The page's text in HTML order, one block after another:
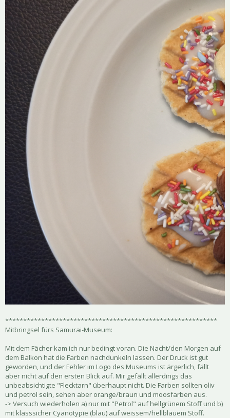
***********************************************************
Mitbringsel fürs Samurai-Museum:
Mit dem Fächer kam ich nur bedingt voran. Die Nacht/den Morgen auf
dem Balkon hat die Farben nachdunkeln lassen. Der Druck ist gut
geworden, und der Fehler im Logo des Museums ist ärgerlich, fällt
aber nicht auf den ersten Blick auf. Mir gefällt allerdings das
unbeabsichtigte "Flecktarn" überhaupt nicht. Die Farben sollten oliv
und petrol sein, sehen aber orange/braun und moosfarben aus.
-> Versuch wiederholen a) nur mit "Petrol" auf hellgrünem Stoff und b)
mit klasssicher Cyanotypie (blau) auf weissem/hellblauem Stoff.